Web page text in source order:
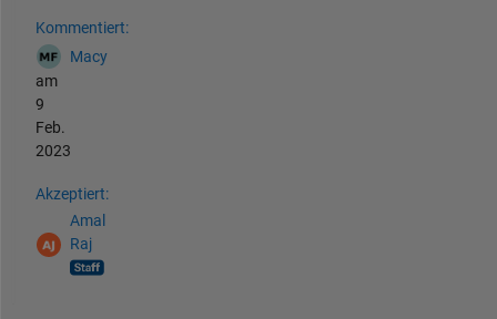
Kommentiert:
Macy
am
9
Feb.
2023
Akzeptiert:
Amal
Raj